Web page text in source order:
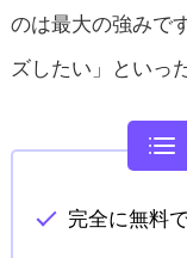
のは最大の強みで
ズしたい」といっ
完全に無料